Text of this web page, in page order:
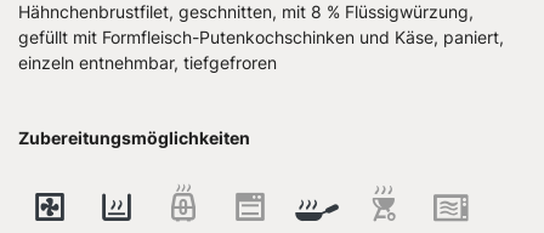
Hähnchenbrustfilet, geschnitten, mit 8 % Flüssigwürzung,
gefüllt mit Formfleisch-Putenkochschinken und Käse, paniert,
einzeln entnehmbar, tiefgefroren
Zubereitungsmöglichkeiten